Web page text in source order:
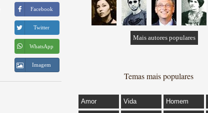
Facebook
Twitter
WhatsApp
Imagem
Mais autores populares
Temas mais populares
Amor Vida Homem